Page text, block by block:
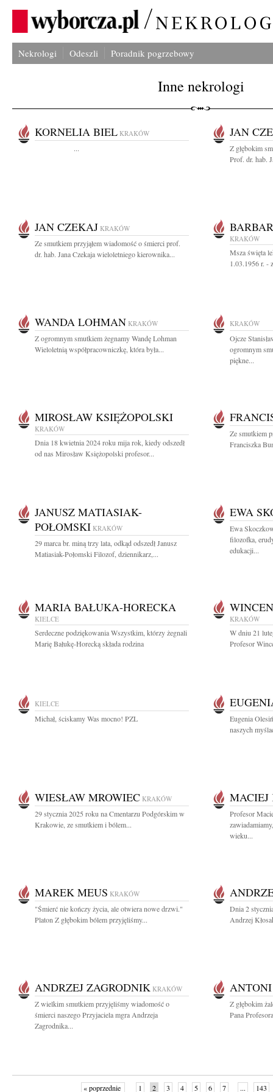
Nekrologi Odeszli Poradnik pogrzebowy
Inne nekrologi
KORNELIA BIEL KRAKÓW
...
JAN
Z głębokim
Prof. dr. hab.
JAN CZEKAJ KRAKÓW
Ze smutkiem przyjąłem wiadomość o śmierci prof.
dr. hab. Jana Czekaja wieloletniego kierownika...
KRAKÓW
Msza święta
1.03.1956 r. -
WANDA LOHMAN KRAKÓW
Z ogromnym smutkiem żegnamy Wandę Lohman
Wieloletnią współpracowniczkę, która była...
KRAKÓW
Ojcze
ogromnym
piękne...
MIROSŁAW KSIĘŻOPOLSKI
KRAKÓW
Dnia 18 kwietnia 2024 roku mija rok, kiedy odszedł
od nas Mirosław Księżopolski profesor...
Ze smutkiem
Franciszka
JANUSZ MATIASIAK-
POŁOMSKI KRAKÓW
29 marca br. miną trzy lata, odkąd odszedł Janusz
Matiasiak-Połomski Filozof, dziennikarz,...
EWA
Ewa
filozofka,
edukacji...
MARIA BAŁUKA-HORECKA
KIELCE
Serdeczne podziękowania Wszystkim, którzy żegnali
Marię Bałukę-Horecką składa rodzina
KRAKÓW
W dniu 21
Profesor
KIELCE
Michał, ściskamy Was mocno! PZL
Eugenia
naszych
WIESŁAW MROWIEC KRAKÓW
29 stycznia 2025 roku na Cmentarzu Podgórskim w
Krakowie, ze smutkiem i bólem...
MACIEJ
Profesor
wieku...
MAREK MEUS KRAKÓW
"Śmierć nie kończy życia, ale otwiera nowe drzwi."
Platon Z głębokim bólem przyjęliśmy...
Dnia 2
Andrzej
ANDRZEJ ZAGRODNIK KRAKÓW
Z wielkim smutkiem przyjęliśmy wiadomość o
śmierci naszego Przyjaciela mgra Andrzeja
Zagrodnika...
Z głębokim
Pana
« poprzednie 1 2 3 4 5 6 7 ... 143